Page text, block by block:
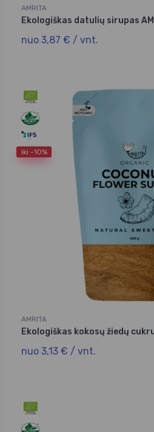
AMRITA
Ekologiškas datulių sirupas
nuo 3,87 € / vnt.
iki -10%
AMRITA
Ekologiškas kokosų žiedų
nuo 3,13 € / vnt.